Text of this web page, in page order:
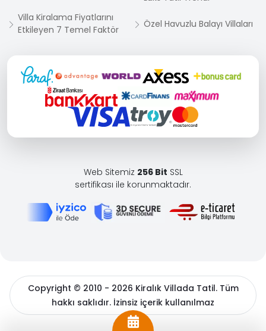
Villa Kiralama Fiyatlarını
Etkileyen 7 Temel Faktör
Özel Havuzlu Balayı Villaları
Web Sitemiz 256 Bit SSL
sertifikası ile korunmaktadır.
Copyright © 2010 - 2026 Kiralık Villada Tatil. Tüm
hakkı saklıdır. İzinsiz içerik kullanılmaz
BöcekSoft